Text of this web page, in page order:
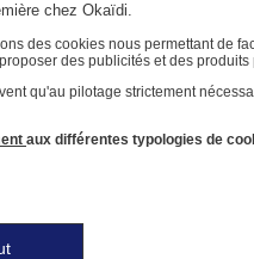
chez Okaïdi.
des cookies nous permettant de
des publicités et des
qu'au pilotage strictement
aux différentes typologies de